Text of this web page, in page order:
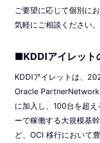
ご要望に応じて個別に
気軽にご相談ください。
■KDDIアイレット
KDDIアイレットは、
Oracle
に加入し、100台を超
ーで稼働する大規模基
ど、OCI 移行において